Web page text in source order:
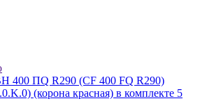
400 ПQ R290 (СF 400 FQ R290)
(корона красная) в комплекте 5